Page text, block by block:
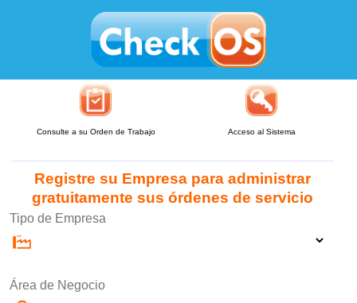
Consulte a su Orden de Trabajo Acceso al Sistema
Registre su Empresa para administrar
gratuitamente sus órdenes de servicio
Tipo de Empresa
Área de Negocio